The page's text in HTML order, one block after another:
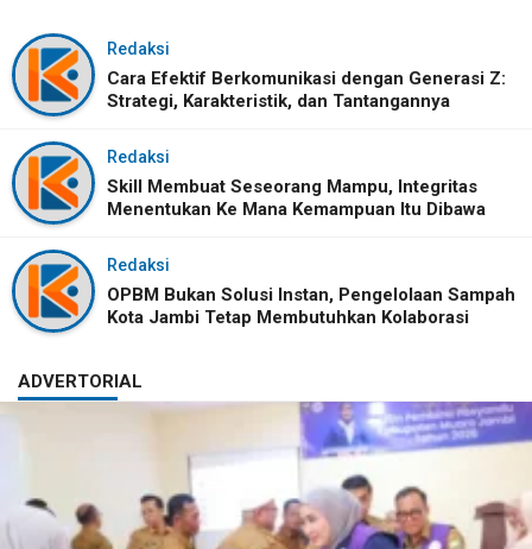
Redaksi
Cara Efektif Berkomunikasi dengan Generasi Z:
Strategi, Karakteristik, dan Tantangannya
Redaksi
Skill Membuat Seseorang Mampu, Integritas
Menentukan Ke Mana Kemampuan Itu Dibawa
Redaksi
OPBM Bukan Solusi Instan, Pengelolaan Sampah
Kota Jambi Tetap Membutuhkan Kolaborasi
ADVERTORIAL